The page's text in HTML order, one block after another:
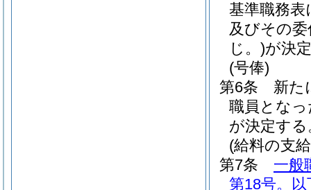
基準職務
及びその
じ。)が決
(号俸)
第6条
新た
職員とな
が決定する
(給料の支
第7条
一般
第18号。